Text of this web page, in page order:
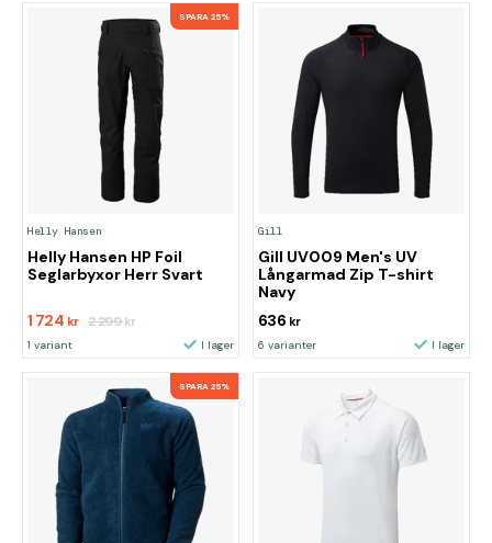
SPARA 25%
Helly Hansen
Helly Hansen HP Foil
Seglarbyxor Herr Svart
1 724 kr 2 299kr
1 variant I lager
Gill
Gill UV009 Men's UV
Långarmad Zip T-shirt
Navy
636 kr
6 varianter I lager
SPARA 25%